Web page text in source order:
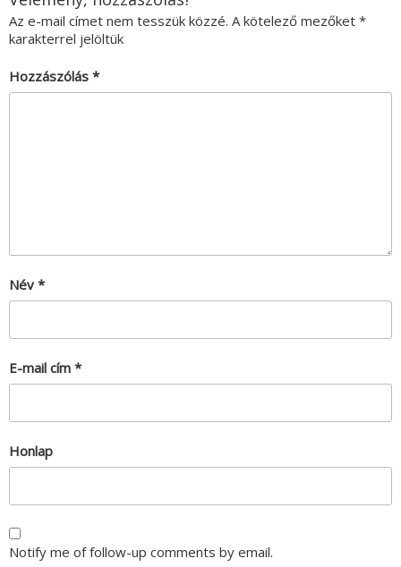
Az e-mail címet nem tesszük közzé. A kötelező mezőket *
karakterrel jelöltük
Hozzászólás *
Név *
E-mail cím *
Honlap
Notify me of follow-up comments by email.